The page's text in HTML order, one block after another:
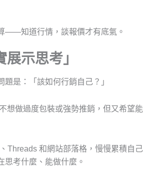
——知道行情，談報價才有底氣。
示思考」
是：「該如何行銷自己？」
想做過度包裝或強勢推銷，但又希望能
Threads 和網站部落格，慢慢累積自己
思考什麼、能做什麼。